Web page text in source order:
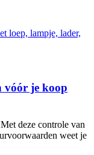
vóór je koop
deze controle van
weet je